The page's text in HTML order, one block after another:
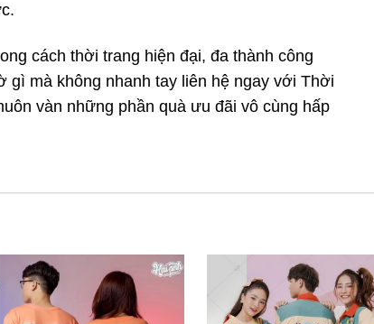
cách thời trang hiện đại, đa thành công
gì mà không nhanh tay liên hệ ngay với Thời
vàn những phần quà ưu đãi vô cùng hấp